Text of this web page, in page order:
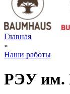
Главная
»
Наши работы
РЭУ им.